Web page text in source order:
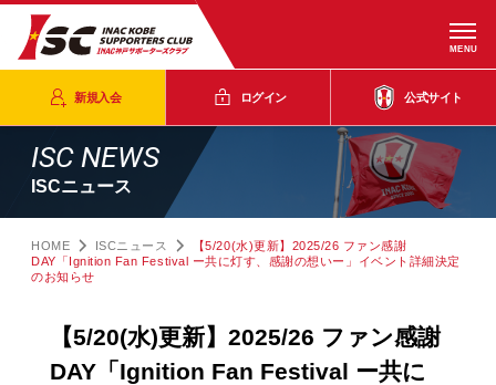
MENU
新規入会 ログイン 公式サイト
ISC NEWS
ISCニュース
HOME ISCニュース
【5/20(水)更新】2025/26 ファン感謝
DAY「Ignition Fan Festival ー共に灯す、感謝の想いー」イベント詳細決定
のお知らせ
【5/20(水)更新】2025/26 ファン感謝
DAY「Ignition Fan Festival ー共に